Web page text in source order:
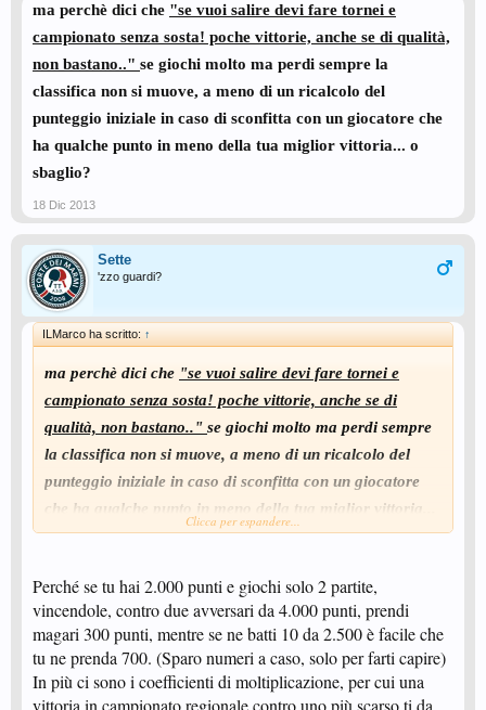
ma perchè dici che "se vuoi salire devi fare tornei e
campionato senza sosta! poche vittorie, anche se di qualità,
non bastano.." se giochi molto ma perdi sempre la
classifica non si muove, a meno di un ricalcolo del
punteggio iniziale in caso di sconfitta con un giocatore che
ha qualche punto in meno della tua miglior vittoria... o
sbaglio?
18 Dic 2013
Sette
'zzo guardi?
ILMarco ha scritto: ↑
ma perchè dici che "se vuoi salire devi fare tornei e
campionato senza sosta! poche vittorie, anche se di
qualità, non bastano.." se giochi molto ma perdi sempre
la classifica non si muove, a meno di un ricalcolo del
punteggio iniziale in caso di sconfitta con un giocatore
che ha qualche punto in meno della tua miglior vittoria...
o sbaglio?
Clicca per espandere...
Perché se tu hai 2.000 punti e giochi solo 2 partite,
vincendole, contro due avversari da 4.000 punti, prendi
magari 300 punti, mentre se ne batti 10 da 2.500 è facile che
tu ne prenda 700. (Sparo numeri a caso, solo per farti capire)
In più ci sono i coefficienti di moltiplicazione, per cui una
vittoria in campionato regionale contro uno più scarso ti da